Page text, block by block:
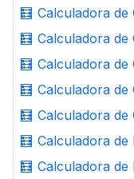
🧮 Calculadora de
🧮 Calculadora de
🧮 Calculadora de
🧮 Calculadora de
🧮 Calculadora de
🧮 Calculadora de
🧮 Calculadora de